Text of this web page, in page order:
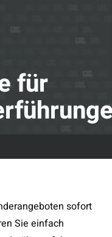
für
sofort
Sie einfach